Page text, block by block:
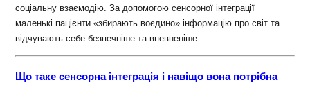
соціальну взаємодію. За допомогою сенсорної інтеграції
маленькі пацієнти «збирають воєдино» інформацію про світ та
відчувають себе безпечніше та впевненіше.
Що таке сенсорна інтеграція і навіщо вона потрібна